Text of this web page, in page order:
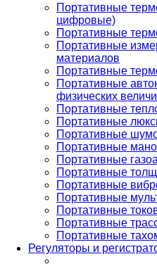
Портативные
цифровые)
Портативные
Портативные
материалов
Портативные
Портативные
физических
Портативные
Портативные
Портативные
Портативные
Портативные
Портативные
Портативные
Портативные
Портативные
Портативные
Портативные
Регуляторы и